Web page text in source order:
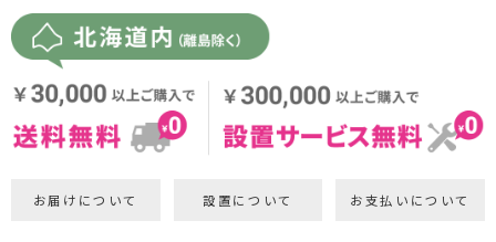
お届けについて 設置について お支払いについて